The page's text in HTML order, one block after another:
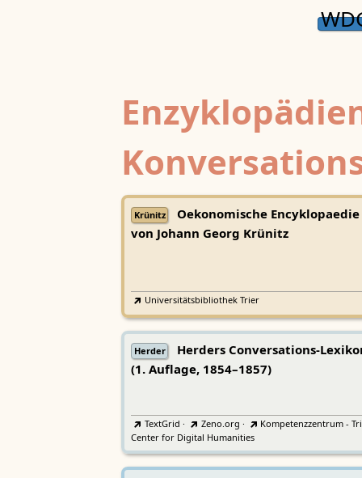
Krünitz
Oekonomische Encyklopaedie
von Johann Georg Krünitz
Universitätsbibliothek Trier
Herder
Herders Conversations-
(1. Auflage, 1854–1857)
TextGrid · Zeno.org ·
Kompetenzzentrum -
Center for Digital Humanities